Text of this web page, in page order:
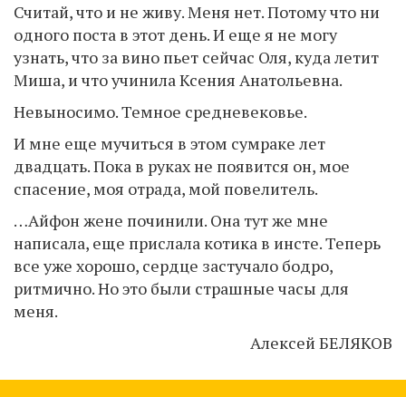
Считай, что и не живу. Меня нет. Потому что ни
одного поста в этот день. И еще я не могу
узнать, что за вино пьет сейчас Оля, куда летит
Миша, и что учинила Ксения Анатольевна.
Невыносимо. Темное средневековье.
И мне еще мучиться в этом сумраке лет
двадцать. Пока в руках не появится он, мое
спасение, моя отрада, мой повелитель.
…Айфон жене починили. Она тут же мне
написала, еще прислала котика в инсте. Теперь
все уже хорошо, сердце застучало бодро,
ритмично. Но это были страшные часы для
меня.
Алексей БЕЛЯКОВ